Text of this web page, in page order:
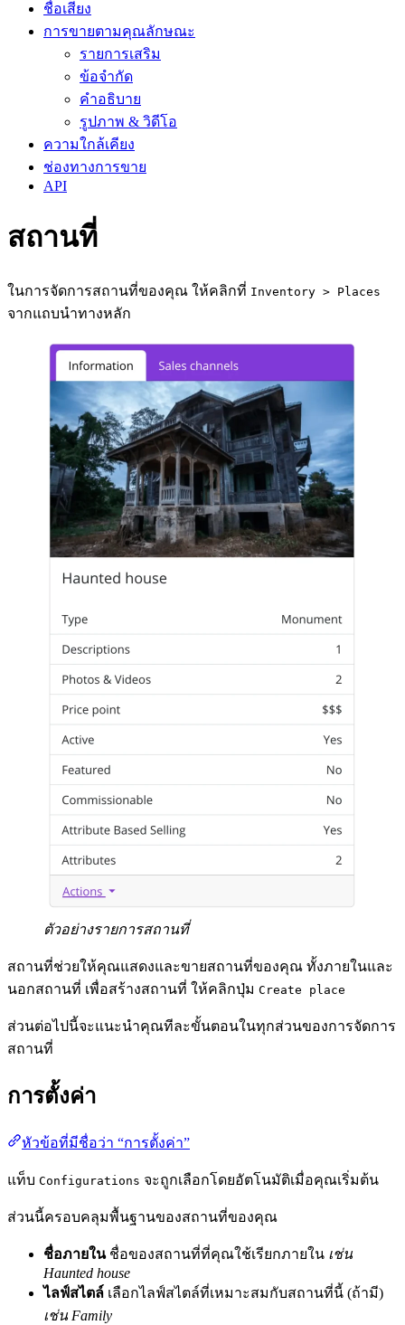
ชื่อเสียง
การขายตามคุณลักษณะ
รายการเสริม
ข้อจำกัด
คำอธิบาย
รูปภาพ & วิดีโอ
ความใกล้เคียง
ช่องทางการขาย
API
สถานที่
ในการจัดการสถานที่ของคุณ ให้คลิกที่ Inventory > Places
จากแถบนำทางหลัก
ตัวอย่างรายการสถานที่
สถานที่ช่วยให้คุณแสดงและขายสถานที่ของคุณ ทั้งภายในและ
นอกสถานที่ เพื่อสร้างสถานที่ ให้คลิกปุ่ม Create place
ส่วนต่อไปนี้จะแนะนำคุณทีละขั้นตอนในทุกส่วนของการจัดการ
สถานที่
การตั้งค่า
หัวข้อที่มีชื่อว่า “การตั้งค่า”
แท็บ Configurations จะถูกเลือกโดยอัตโนมัติเมื่อคุณเริ่มต้น
ส่วนนี้ครอบคลุมพื้นฐานของสถานที่ของคุณ
ชื่อภายในชื่อของสถานที่ที่คุณใช้เรียกภายใน เช่น
Haunted house
ไลฟ์สไตล์ เลือกไลฟ์สไตล์ที่เหมาะสมกับสถานที่นี้ (ถ้ามี)
เช่น Family